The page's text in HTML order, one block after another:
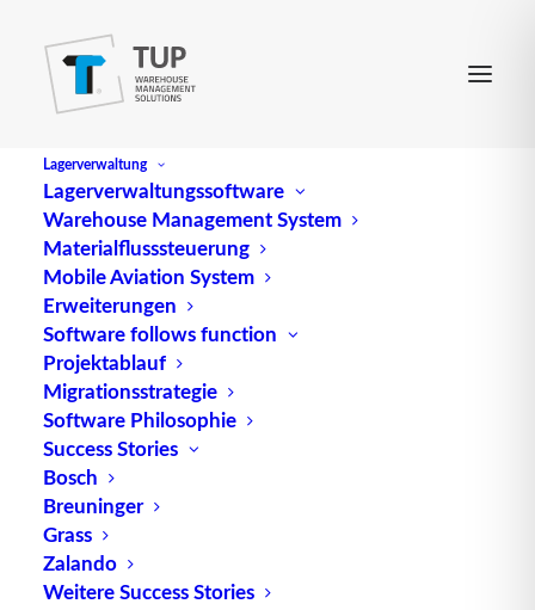
Lagerverwaltung
Lagerverwaltungssoftware
Warehouse Management System
Materialflusssteuerung
Mobile Aviation System
Erweiterungen
Software follows function
Projektablauf
Migrationsstrategie
Software Philosophie
Success Stories
Bosch
Breuninger
Grass
Zalando
Weitere Success Stories
Geschäftsprozesse in der
Intralogistik